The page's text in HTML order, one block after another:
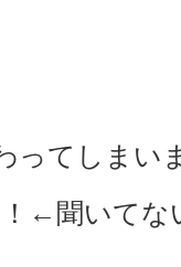
ってしまい
！←聞いてな